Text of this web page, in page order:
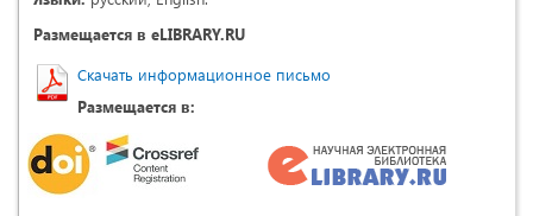
Размещается в eLIBRARY.RU
Скачать информационное письмо
Размещается в: